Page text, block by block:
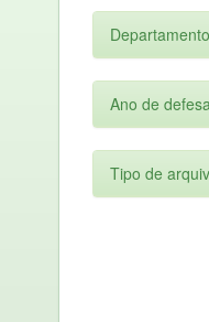
Departamento
Ano de
Tipo de